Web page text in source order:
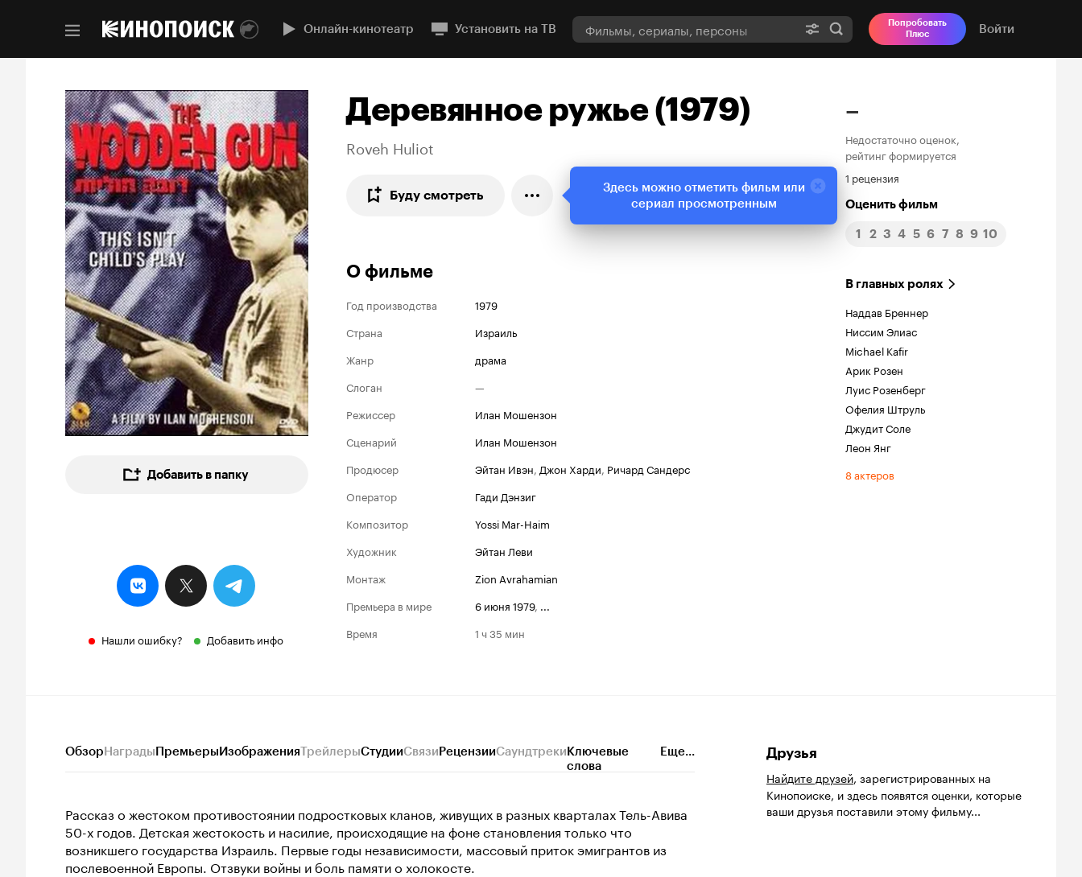
Онлайн-кинотеатр Установить на ТВ
Попробовать
Плюс
Войти
Добавить в папку
Нашли ошибку? Добавить инфо
Деревянное ружье (1979)
Roveh Huliot
Буду смотреть
–
Недостаточно оценок,
рейтинг формируется
1 рецензия
Оценить фильм
1 2 3 4 5 6 7 8 9 10
О фильме
Год производства
1979
Страна
Израиль
Жанр
драма
Слоган
—
Режиссер
Илан Мошензон
Сценарий
Илан Мошензон
Продюсер
Эйтан Ивэн, Джон Харди, Ричард Сандерс
Оператор
Гади Дэнзиг
Композитор
Yossi Mar-Haim
Художник
Эйтан Леви
Монтаж
Zion Avrahamian
Премьера в мире
6 июня 1979, ...
Время
1 ч 35 мин
В главных ролях
Наддав Бреннер
Ниссим Элиас
Michael Kafir
Арик Розен
Луис Розенберг
Офелия Штруль
Джудит Соле
Леон Янг
8 актеров
ОбзорНаградыПремьерыИзображенияТрейлерыСтудииСвязиРецензииСаундтрекиКлючевые
слова
Еще...
Рассказ о жестоком противостоянии подростковых кланов, живущих в разных кварталах Тель-Авива
50-х годов. Детская жестокость и насилие, происходящие на фоне становления только что
возникшего государства Израиль. Первые годы независимости, массовый приток эмигрантов из
послевоенной Европы. Отзвуки войны и боль памяти о холокосте.
Друзья
Найдите друзей, зарегистрированных на
Кинопоиске, и здесь появятся оценки, которые
ваши друзья поставили этому фильму...
Здесь можно отметить фильм или
сериал просмотренным